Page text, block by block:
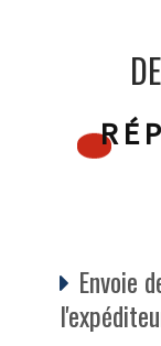
Envoie